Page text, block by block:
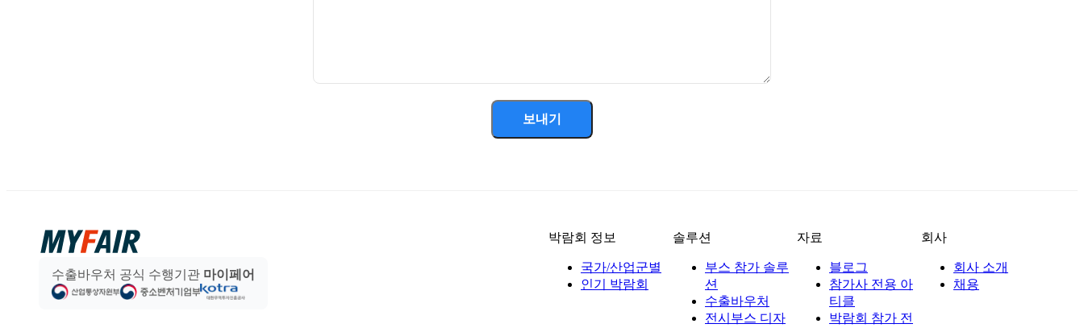
보내기
수출바우처 공식 수행기관 마이페어
박람회 정보
국가/산업군별
인기 박람회
솔루션
부스 참가 솔루
션
수출바우처
전시부스 디자
자료
블로그
참가사 전용 아
티클
박람회 참가 전
회사
회사 소개
채용